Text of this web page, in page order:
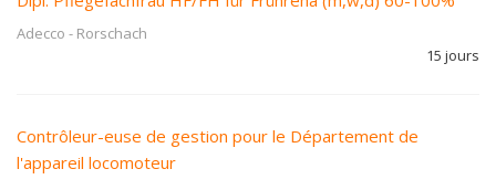
Adecco - Rorschach
15 jours
Contrôleur-euse de gestion pour le Département de
l'appareil locomoteur